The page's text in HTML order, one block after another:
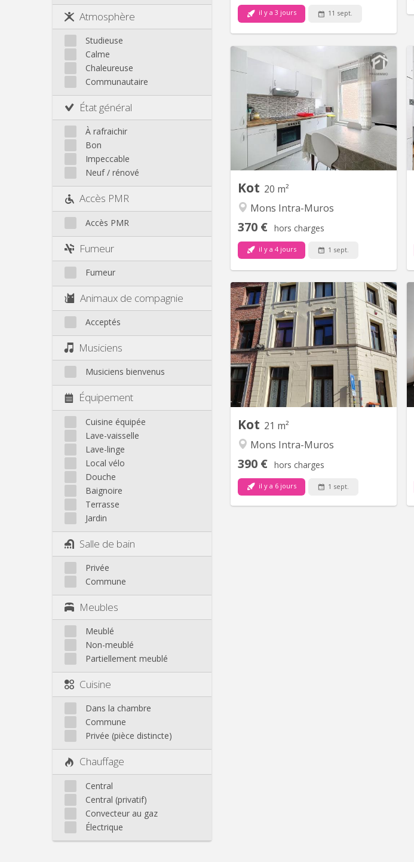
Atmosphère
Studieuse
Calme
Chaleureuse
Communautaire
État général
À rafraichir
Bon
Impeccable
Neuf / rénové
Accès PMR
Accès PMR
Fumeur
Fumeur
Animaux de compagnie
Acceptés
Musiciens
Musiciens bienvenus
Équipement
Cuisine équipée
Lave-vaisselle
Lave-linge
Local vélo
Douche
Baignoire
Terrasse
Jardin
Salle de bain
Privée
Commune
Meubles
Meublé
Non-meublé
Partiellement meublé
Cuisine
Dans la chambre
Commune
Privée (pièce distincte)
Chauffage
Central
Central (privatif)
Convecteur au gaz
Électrique
il y a 3 jours 11 sept.
Kot 20 m²
Mons Intra-Muros
370 € hors charges
il y a 4 jours 1 sept.
KM 847
3 kots à louer a la rue de la halle, 26
7000 Mons, pour étudiant dans une
maison entièrement rénovée
comprenant 3 chambres individuelles
avec lit, garde-robe et bureau. Cuisine
équipée (taque, four, hotte, évier et
frigo) avec coin repas + salle de bain à
partager en commun... Très proche de
Kot 21 m²
Mons Intra-Muros
390 € hors charges
il y a 6 jours 1 sept.
KM 279
A louer à Mons Studio complet
individuel 490 internet toutes charges
comprises. Kots à louer douche
individuelle rens 8 Disponible même
début août